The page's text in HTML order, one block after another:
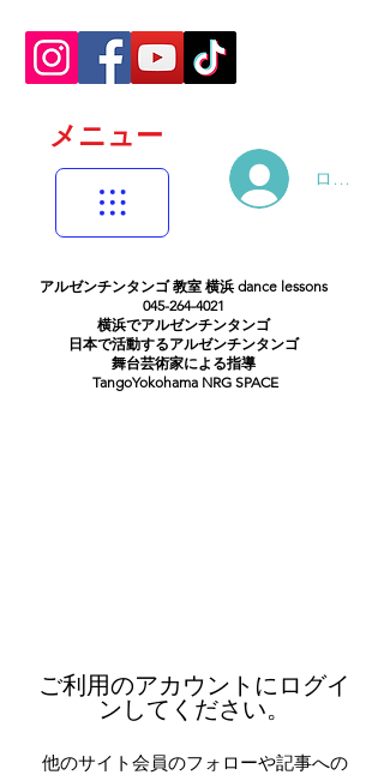
メニュー
ログイン
アルゼンチンタンゴ 教室 横浜 dance lessons
045-264-4021
横浜でアルゼンチンタンゴ
日本で活動するアルゼンチンタンゴ
舞台芸術家による指導
TangoYokohama NRG SPACE
ご利用のアカウントにログイ
ンしてください。
他のサイト会員のフォローや記事への